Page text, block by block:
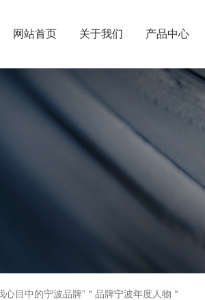
网站首页 关于我们 产品中心
目中的宁波品牌”＂品牌宁波年度人物＂